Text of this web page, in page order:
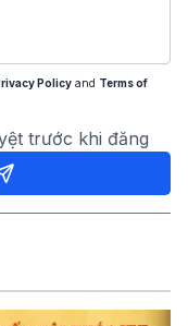
Policy and Terms of
trước khi đăng